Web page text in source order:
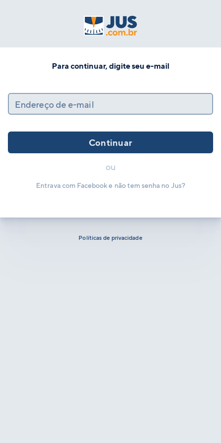
Para continuar, digite seu e-mail
Endereço de e-mail
Continuar
ou
Entrava com Facebook e não tem senha no Jus?
Políticas de privacidade